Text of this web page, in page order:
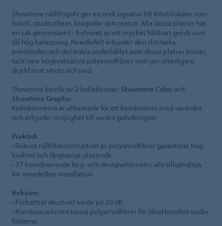
Showtime nålfiltsgolv ger en unik signatur till fritidslokaler som
hotell, studenthem, biografer och teatrar. Alla dessa platser har
en sak gemensamt - behovet av ett mycket hållbart golvb som
tål hög belastning. Needlefelt erbjuder den slitstarka
prestandan och det enkla underhållet som dessa platser kräver,
tack vare högkvalitativa polyamidfibrer som ger ytterligare
skydd mot smuts och jord.
Showtime består av 2 kollektioner: Showtime Color och
Showtime Graphic
Kollektionerna är utformade för att kombineras med varandra
och erbjuder möjlighet till vackra golvdesigner.
Praktisk
• Robust nålfiltskonstruktion av polyamidfibrer garanterar hög
kvalitet och långvarigt utseende.
• 37 koordinerande färg- och designalternativ, alla tillgängliga
för omedelbar installation.
Bekväm
• Förbättrat akustiskt värde på 20 dB.
• Konstruerad med tunna polyamidfibrer för ökad komfort under
fötterna.